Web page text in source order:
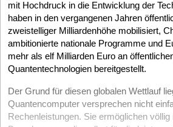
mit Hochdruck in die Entwicklung der
haben in den vergangenen Jahren
zweistelliger Milliardenhöhe mobilisiert,
ambitionierte nationale Programme und
mehr als elf Milliarden Euro an
Quantentechnologien bereitgestellt.
Der Grund für diesen globalen Wettlauf
Quantencomputer versprechen nicht
Rechenleistungen. Sie ermöglichen völlig